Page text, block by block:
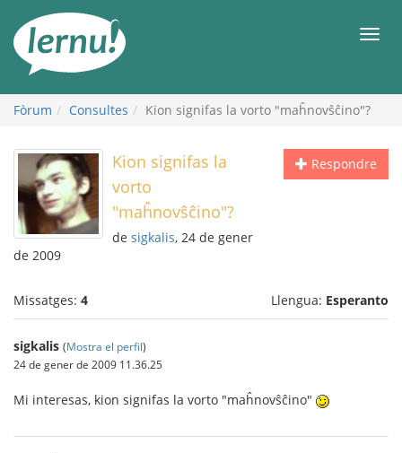
contingut
Fòrum Consultes Kion signifas la vorto "maĥnovŝĉino"?
Respondre
Kion signifas la
vorto
"maĥnovŝĉino"?
de sigkalis, 24 de gener
de 2009
Missatges: 4 Llengua: Esperanto
sigkalis (Mostra el perfil)
24 de gener de 2009 11.36.25
Mi interesas, kion signifas la vorto "maĥnovŝĉino"